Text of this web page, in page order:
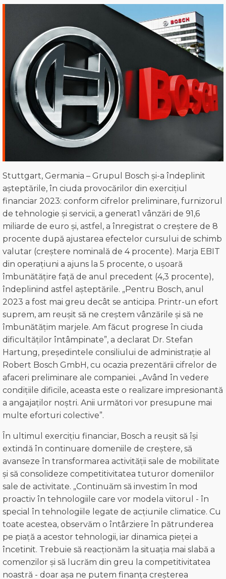
Stuttgart, Germania – Grupul Bosch și-a îndeplinit
așteptările, în ciuda provocărilor din exercițiul
financiar 2023: conform cifrelor preliminare, furnizorul
de tehnologie și servicii, a generat1 vânzări de 91,6
miliarde de euro și, astfel, a înregistrat o creștere de 8
procente după ajustarea efectelor cursului de schimb
valutar (creștere nominală de 4 procente). Marja EBIT
din operațiuni a ajuns la 5 procente, o ușoară
îmbunătățire față de anul precedent (4,3 procente),
îndeplinind astfel așteptările. „Pentru Bosch, anul
2023 a fost mai greu decât se anticipa. Printr-un efort
suprem, am reușit să ne creștem vânzările și să ne
îmbunătățim marjele. Am făcut progrese în ciuda
dificultăților întâmpinate”, a declarat Dr. Stefan
Hartung, președintele consiliului de administrație al
Robert Bosch GmbH, cu ocazia prezentării cifrelor de
afaceri preliminare ale companiei. „Având în vedere
condițiile dificile, aceasta este o realizare impresionantă
a angajaților noștri. Anii următori vor presupune mai
multe eforturi colective”.
În ultimul exercițiu financiar, Bosch a reușit să își
extindă în continuare domeniile de creștere, să
avanseze în transformarea activității sale de mobilitate
și să consolideze competitivitatea tuturor domeniilor
sale de activitate. „Continuăm să investim în mod
proactiv în tehnologiile care vor modela viitorul - în
special în tehnologiile legate de acțiunile climatice. Cu
toate acestea, observăm o întârziere în pătrunderea
pe piață a acestor tehnologii, iar dinamica pieței a
încetinit. Trebuie să reacționăm la situația mai slabă a
comenzilor și să lucrăm din greu la competitivitatea
noastră - doar așa ne putem finanța creșterea